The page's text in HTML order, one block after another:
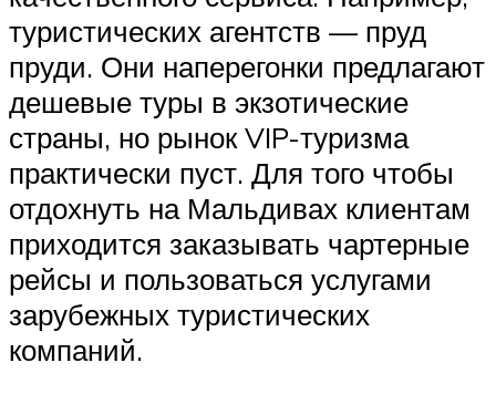
туристических агентств — пруд
пруди. Они наперегонки предлагают
дешевые туры в экзотические
страны, но рынок VIP-туризма
практически пуст. Для того чтобы
отдохнуть на Мальдивах клиентам
приходится заказывать чартерные
рейсы и пользоваться услугами
зарубежных туристических
компаний.